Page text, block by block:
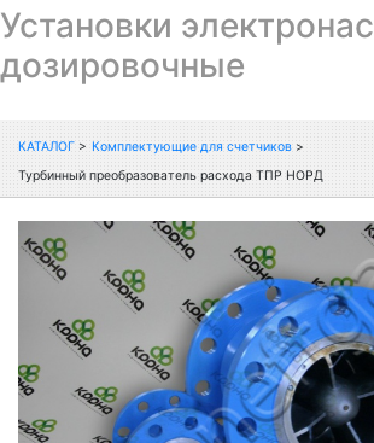
Установки
дозировочные
КАТАЛОГ > Комплектующие для счетчиков >
Турбинный преобразователь расхода ТПР НОРД